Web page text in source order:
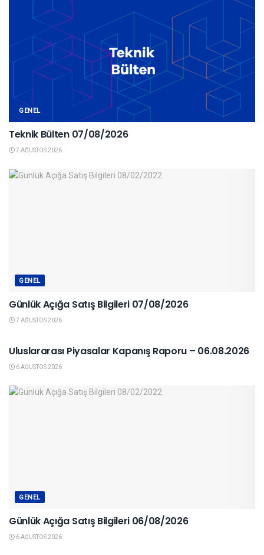
GENEL
Teknik Bülten 07/08/2026
7 AĞUSTOS 2026
GENEL
Günlük Açığa Satış Bilgileri 07/08/2026
7 AĞUSTOS 2026
Uluslararası Piyasalar Kapanış Raporu – 06.08.2026
6 AĞUSTOS 2026
GENEL
Günlük Açığa Satış Bilgileri 06/08/2026
6 AĞUSTOS 2026